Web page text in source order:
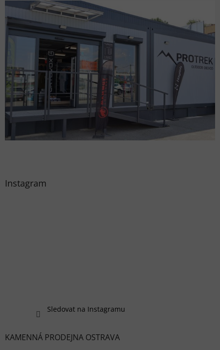
Instagram
Sledovat na Instagramu
KAMENNÁ PRODEJNA OSTRAVA